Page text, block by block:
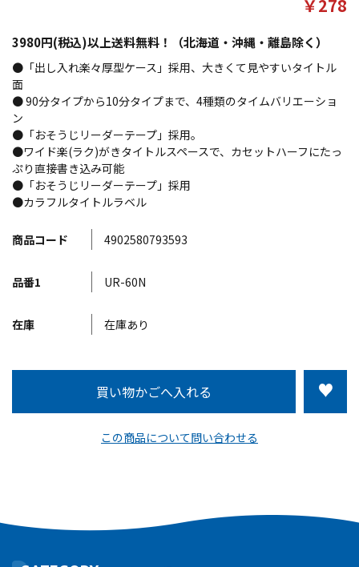
3980円(税込)以上送料無料！（北海道・沖縄・離島除く）
￥278
商品コード 4902580793593
品番1 UR-60N
在庫 在庫あり
この商品について問い合わせる
●「出し入れ楽々厚型ケース」採用、大きくて見やすいタイトル
面
● 90分タイプから10分タイプまで、4種類のタイムバリエーショ
ン
●「おそうじリーダーテープ」採用。
●ワイド楽(ラク)がきタイトルスペースで、カセットハーフにたっ
ぷり直接書き込み可能
●「おそうじリーダーテープ」採用
●カラフルタイトルラベル